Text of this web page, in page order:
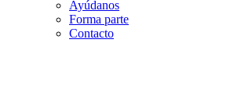
Ayúdanos
Forma parte
Contacto